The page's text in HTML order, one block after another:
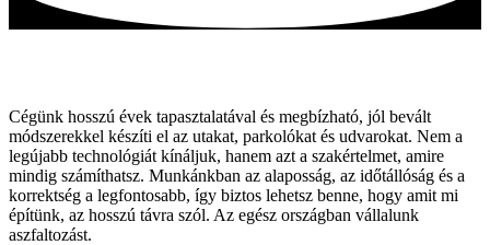
Cégünk hosszú évek tapasztalatával és megbízható, jól bevált
módszerekkel készíti el az utakat, parkolókat és udvarokat. Nem a
legújabb technológiát kínáljuk, hanem azt a szakértelmet, amire
mindig számíthatsz. Munkánkban az alaposság, az időtállóság és a
korrektség a legfontosabb, így biztos lehetsz benne, hogy amit mi
építünk, az hosszú távra szól. Az egész országban vállalunk
aszfaltozást.